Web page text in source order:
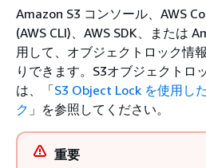
Amazon S3 コンソール、AWS
(AWS CLI)、AWS SDK、または
用して、オブジェクトロック情
りできます。S3オブジェクトロ
は、「S3 Object Lock を使用し
ク 」を参照してください。
重要